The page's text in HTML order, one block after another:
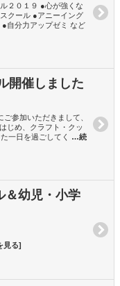
２０１９ ●心が強くな
クール ●アニーイング
自分力アップゼミ など
開催しました
参加いただきまして、
じめ、クラフト・クッ
一日を過ごしてく …続
＆幼児・小学
見る]